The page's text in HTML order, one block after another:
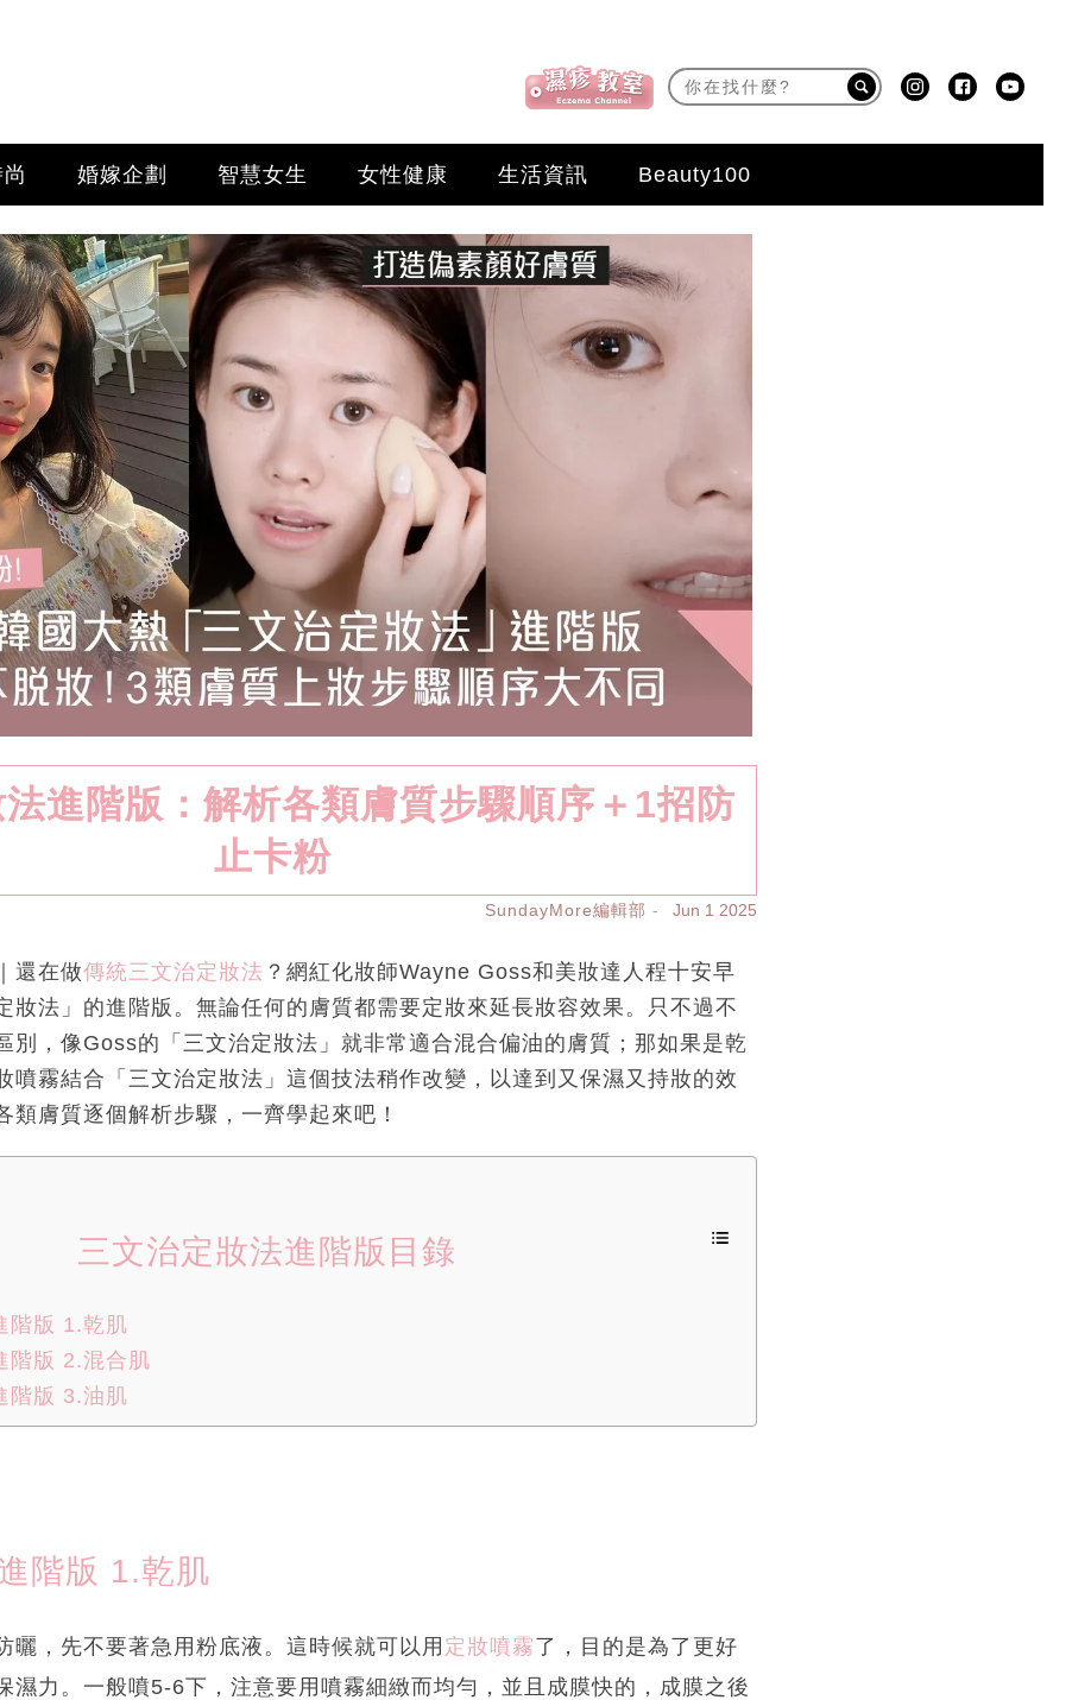
婚嫁企劃 智慧女生 女性健康 生活資訊 Beauty100
進階版：解析各類膚質步驟順序＋1招防
止卡粉
SundayMore編輯部 Jun 1 2025
還在做傳統三文治定妝法 ？網紅化妝師Wayne Goss和美妝達人程十安早
妝法」的進階版。無論任何的膚質都需要定妝來延長妝容效果。只不過不
別，像Goss的「三文治定妝法」就非常適合混合偏油的膚質；那如果是乾
噴霧結合「三文治定妝法」這個技法稍作改變，以達到又保濕又持妝的效
類膚質逐個解析步驟，一齊學起來吧！
三文治定妝法進階版目錄
階版 1.乾肌
階版 2.混合肌
階版 3.油肌
階版 1.乾肌
曬，先不要著急用粉底液。這時候就可以用 定妝噴霧了，目的是為了更好
濕力。一般噴5-6下，注意要用噴霧細緻而均勻，並且成膜快的，成膜之後